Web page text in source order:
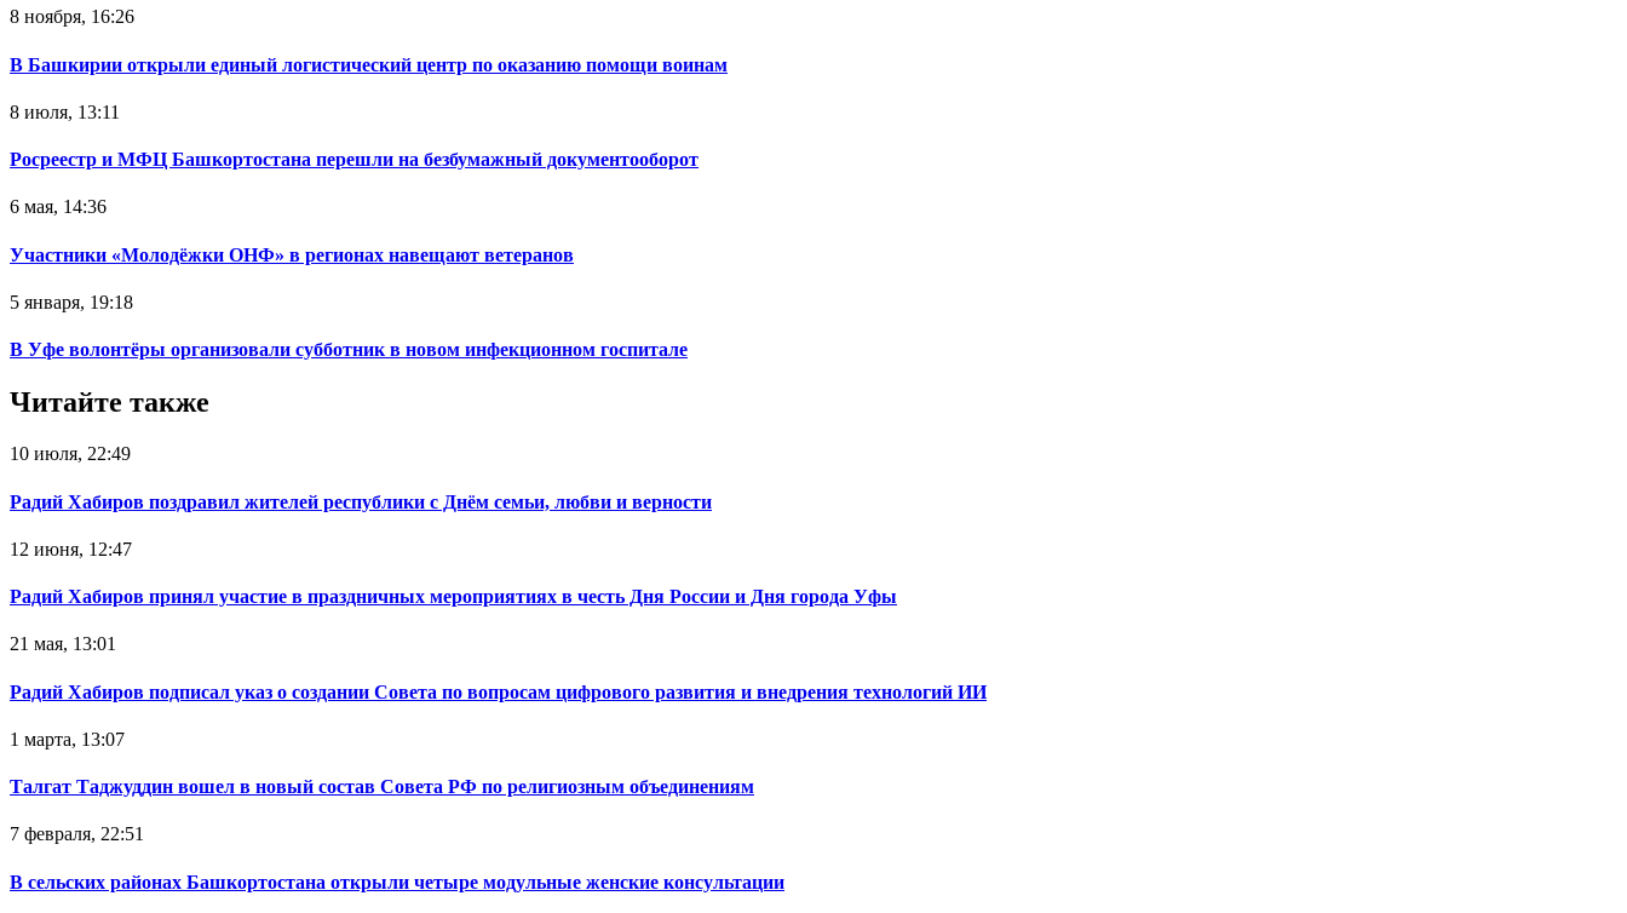
8 ноября, 16:26
В Башкирии открыли единый логистический центр по оказанию помощи воинам
8 июля, 13:11
Росреестр и МФЦ Башкортостана перешли на безбумажный документооборот
6 мая, 14:36
Участники «Молодёжки ОНФ» в регионах навещают ветеранов
5 января, 19:18
В Уфе волонтёры организовали субботник в новом инфекционном госпитале
Читайте также
10 июля, 22:49
Радий Хабиров поздравил жителей республики с Днём семьи, любви и верности
12 июня, 12:47
Радий Хабиров принял участие в праздничных мероприятиях в честь Дня России и Дня города Уфы
21 мая, 13:01
Радий Хабиров подписал указ о создании Совета по вопросам цифрового развития и внедрения технологий ИИ
1 марта, 13:07
Талгат Таджуддин вошел в новый состав Совета РФ по религиозным объединениям
7 февраля, 22:51
В сельских районах Башкортостана открыли четыре модульные женские консультации